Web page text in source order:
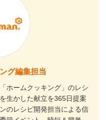
グ編集担当
ホームクッキング」のレシ
生かした献立を365日提案
のレシピ開発担当による信